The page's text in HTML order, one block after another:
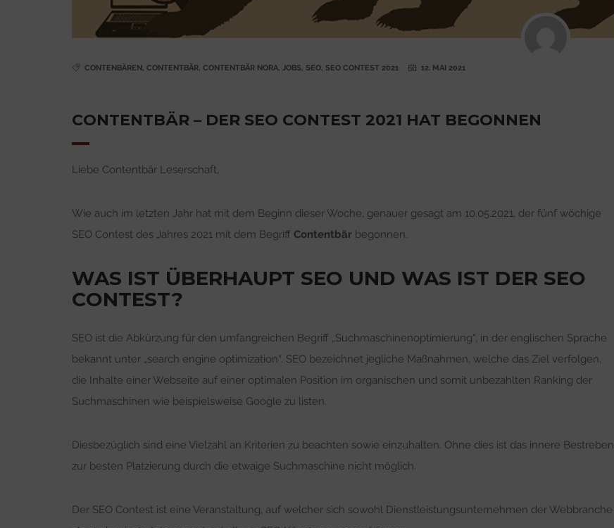
CONTENBÄREN, CONTENTBÄR, CONTENTBÄR NORA, JOBS, SEO, SEO CONTEST 2021 12. MAI 2021
CONTENTBÄR – DER SEO CONTEST 2021 HAT BEGONNEN
Liebe Contentbär Leserschaft,
Wie auch im letzten Jahr hat mit dem Beginn dieser Woche, genauer gesagt am 10.05.2021, der fünf wöchige
SEO Contest des Jahres 2021 mit dem Begriff Contentbär begonnen.
WAS IST ÜBERHAUPT SEO UND WAS IST DER SEO
CONTEST?
SEO ist die Abkürzung für den umfangreichen Begriff „Suchmaschinenoptimierung“, in der englischen Sprache
bekannt unter „search engine optimization“. SEO bezeichnet jegliche Maßnahmen, welche das Ziel verfolgen,
die Inhalte einer Webseite auf einer optimalen Position im organischen und somit unbezahlten Ranking der
Suchmaschinen wie beispielsweise Google zu listen.
Diesbezüglich sind eine Vielzahl an Kriterien zu beachten sowie einzuhalten. Ohne dies ist das innere Bestreben
zur besten Platzierung durch die etwaige Suchmaschine nicht möglich.
Der SEO Contest ist eine Veranstaltung, auf welcher sich sowohl Dienstleistungsunternehmen der Webbranche